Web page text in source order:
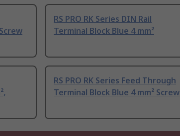
RS PRO RK Series DIN Rail
Terminal Block Blue 4 mm²
RS PRO RK Series Feed Through
Terminal Block Blue 4 mm² Screw